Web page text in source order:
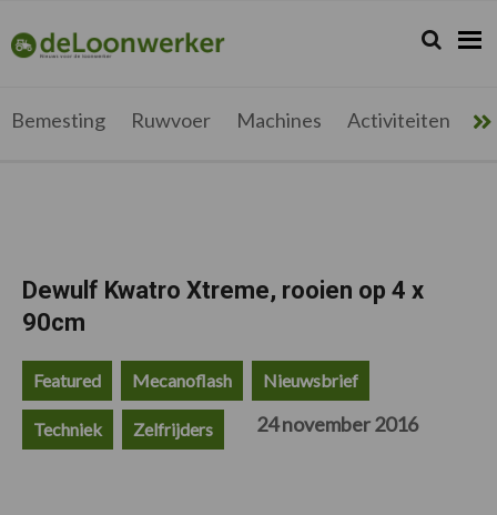
de
hoofdnavigatie
de
hoofd
de
eerste
de
voettekst
deloonwerker.be Zoeken...
Zoek
Bemesting Ruwvoer Machines Activiteiten
Dewulf Kwatro Xtreme, rooien op 4 x
90cm
Featured Mecanoflash Nieuwsbrief
Techniek Zelfrijders 24 november 2016